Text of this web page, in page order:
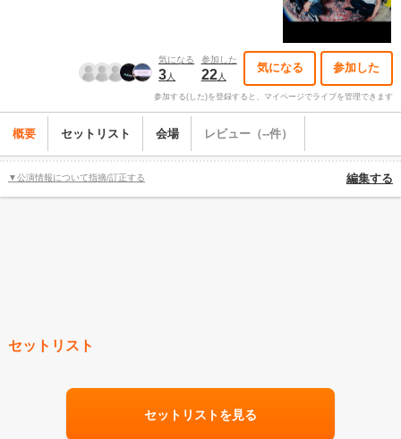
気になる
3人
参加した
22人
気になる 参加した
参加する(した)を登録すると、マイページでライブを管理できます
概要 セットリスト 会場 レビュー（--件）
▼公演情報について指摘/訂正する 編集する
セットリスト
セットリストを見る